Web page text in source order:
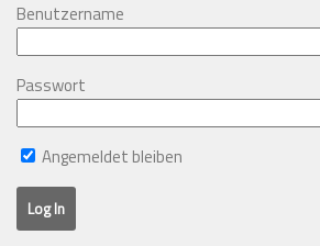
Benutzername
Passwort
Angemeldet bleiben